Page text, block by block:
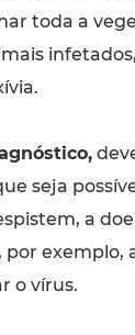
toda a
seja
a
por exemplo,
o vírus.